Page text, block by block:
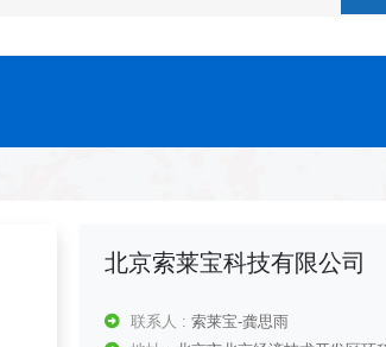
北京索莱宝科技有限公司
联系人 : 索莱宝-龚思雨